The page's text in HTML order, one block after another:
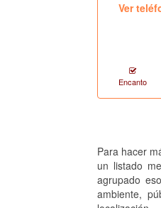
Ver
Encanto
Para hacer
un listado
agrupado
ambiente,